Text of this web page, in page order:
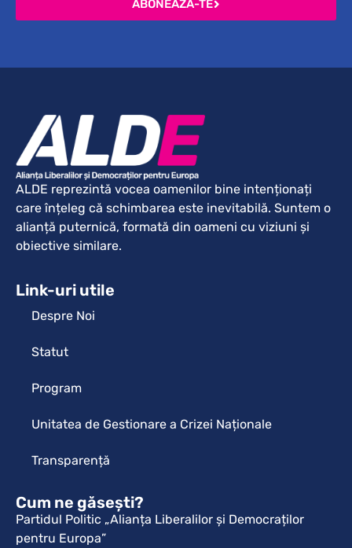
ABONEAZĂ-TE
ALDE reprezintă vocea oamenilor bine intenționați
care înțeleg că schimbarea este inevitabilă. Suntem o
alianță puternică, formată din oameni cu viziuni și
obiective similare.
Link-uri utile
Despre Noi
Statut
Program
Unitatea de Gestionare a Crizei Naționale
Transparență
Cum ne găsești?
Partidul Politic „Alianța Liberalilor și Democraților
pentru Europa”